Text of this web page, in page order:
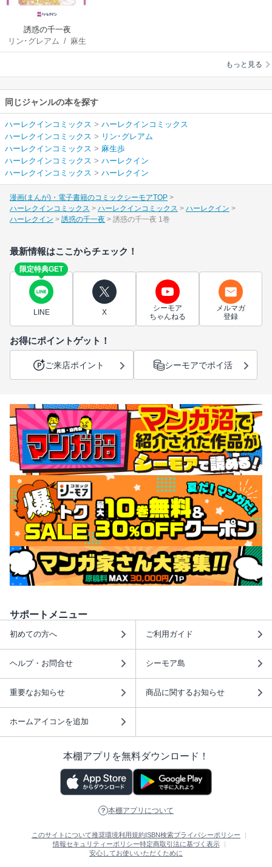
誘惑の千一夜
リン･グレアム / 麻生
歩
もっと見る
同じジャンルの本を探す
ハーレクインコミックス > ハーレクインコミックス
ハーレクインコミックス > リン･グレアム
ハーレクインコミックス > 麻生歩
ハーレクインコミックス > ハーレクイン
ハーレクインコミックス > ハーレクイン
漫画(まんが)・電子書籍のコミックシーモアTOP
ハーレクインコミックス
ハーレクインコミックス
ハーレクイン
ハーレクイン
誘惑の千一夜 誘惑の千一夜 1巻
最新情報はここからチェック！
限定特典GET
LINE X
シーモア
ちゃんねる
メルマガ
登録
お得にポイントゲット！
ご来店ポイント シーモアでポイ活
サポートメニュー
初めての方へ ご利用ガイド
ヘルプ・お問合せ シーモア島
重要なお知らせ 商品に関するお知らせ
ホームアイコンを追加
本棚アプリを無料ダウンロード！
本棚アプリについて
このサイトについて推奨環境利用規約 ISBN検索プライバシーポリシー
情報セキュリティーポリシー特定商取引法に基づく表示
安心してお使いいただくために